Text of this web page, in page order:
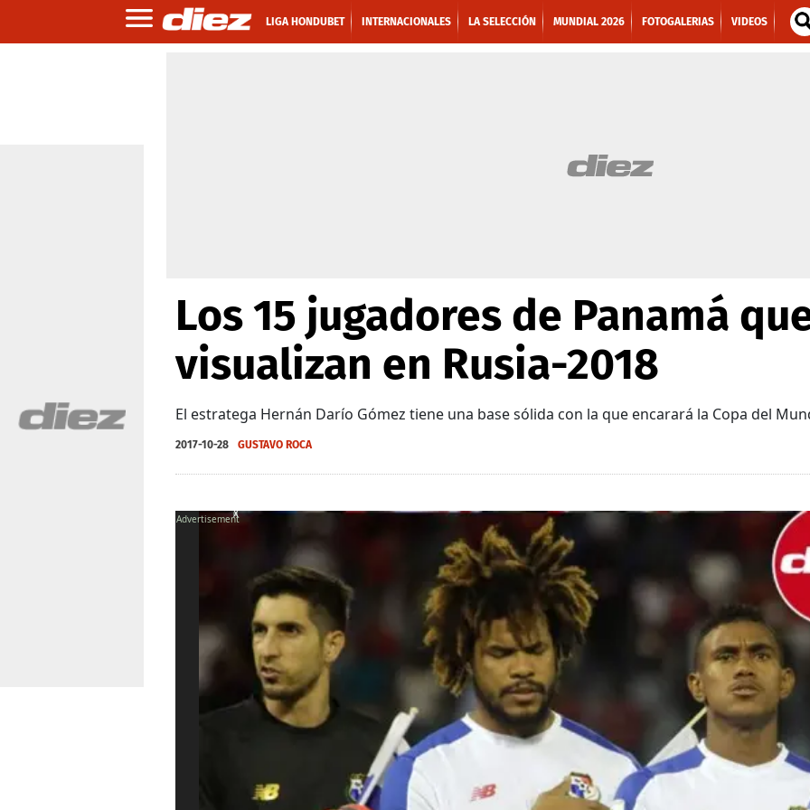
LIGA HONDUBET INTERNACIONALES LA SELECCIÓN MUNDIAL 2026 FOTOGALERIAS VIDEOS
Los 15 jugadores de Panamá
visualizan en Rusia-2018
El estratega Hernán Darío Gómez tiene una base sólida con la que encarará la Copa del
2017-10-28 GUSTAVO ROCA
X